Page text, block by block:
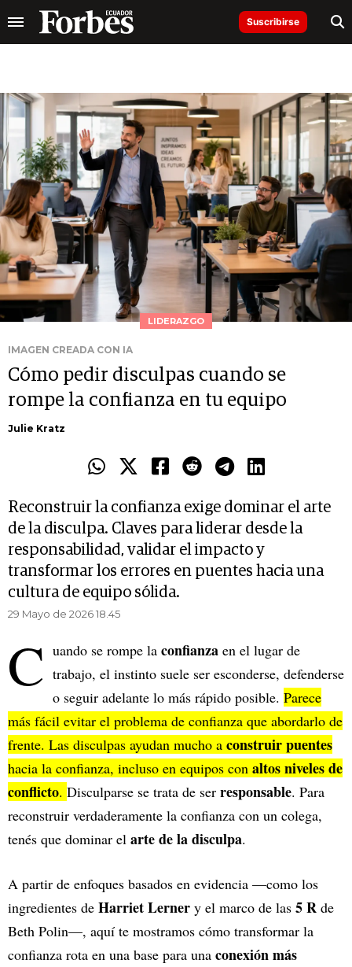
Suscribirse
LIDERAZGO
IMAGEN CREADA CON IA
Cómo pedir disculpas cuando se
rompe la confianza en tu equipo
Julie Kratz
Reconstruir la confianza exige dominar el arte
de la disculpa. Claves para liderar desde la
responsabilidad, validar el impacto y
transformar los errores en puentes hacia una
cultura de equipo sólida.
29 Mayo de 2026 18.45
C uando se rompe la confianza en el lugar de
trabajo, el instinto suele ser esconderse, defenderse
o seguir adelante lo más rápido posible. Parece
más fácil evitar el problema de confianza que abordarlo de
frente. Las disculpas ayudan mucho a construir puentes
hacia la confianza, incluso en equipos con altos niveles de
conflicto. Disculparse se trata de ser responsable. Para
reconstruir verdaderamente la confianza con un colega,
tenés que dominar el arte de la disculpa.
A partir de enfoques basados en evidencia —como los
ingredientes de Harriet Lerner y el marco de las 5 R de
Beth Polin—, aquí te mostramos cómo transformar la
confianza rota en una base para una conexión más